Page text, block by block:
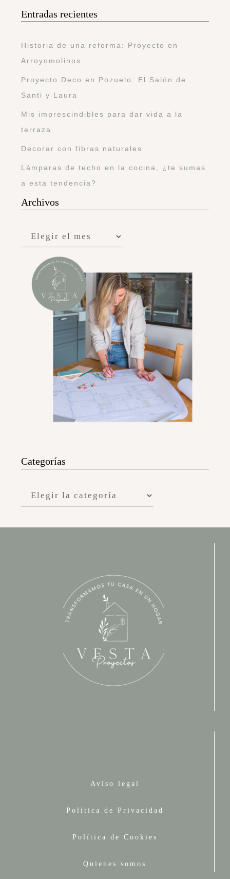
Entradas recientes
Historia de una reforma: Proyecto en
Arroyomolinos
Proyecto Deco en Pozuelo: El Salón de
Santi y Laura
Mis imprescindibles para dar vida a la
terraza
Decorar con fibras naturales
Lámparas de techo en la cocina, ¿te sumas
a esta tendencia?
Archivos
Categorías
Aviso legal
Política de Privacidad
Política de Cookies
Quienes somos